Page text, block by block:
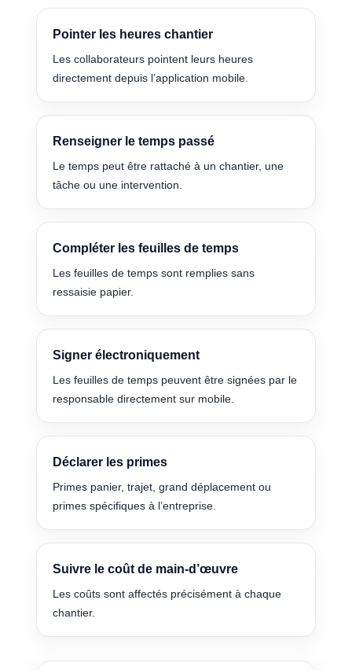
Pointer les heures chantier
Les collaborateurs pointent leurs heures
directement depuis l’application mobile.
Renseigner le temps passé
Le temps peut être rattaché à un chantier, une
tâche ou une intervention.
Compléter les feuilles de temps
Les feuilles de temps sont remplies sans
ressaisie papier.
Signer électroniquement
Les feuilles de temps peuvent être signées par le
responsable directement sur mobile.
Déclarer les primes
Primes panier, trajet, grand déplacement ou
primes spécifiques à l’entreprise.
Suivre le coût de main-d’œuvre
Les coûts sont affectés précisément à chaque
chantier.